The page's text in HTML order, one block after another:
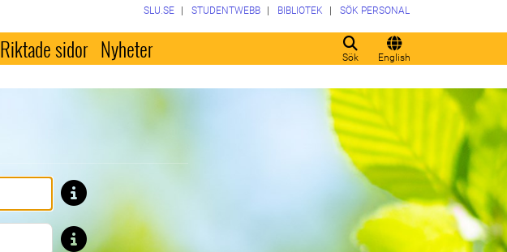
Sök English
SLU.SE STUDENTWEBB BIBLIOTEK SÖK PERSONAL
Riktade sidor Nyheter
Förnamn
Efternamn